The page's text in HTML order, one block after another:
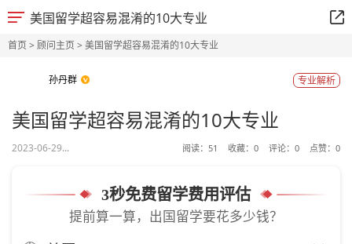
美国留学超容易混淆的10大专业
首页> 顾问主页> 美国留学超容易混淆的10大专业
孙丹群 专业解析
美国留学超容易混淆的10大专业
2023-06-29... 阅读： 51 收藏： 0 评论： 0 点赞： 0
3秒免费留学费用评估
提前算一算，出国留学要花多少钱？